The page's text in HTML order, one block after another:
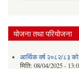
योजना तथा परियोजना
आर्थिक वर्ष २०८२/८३
मिति: 08/04/2025 -